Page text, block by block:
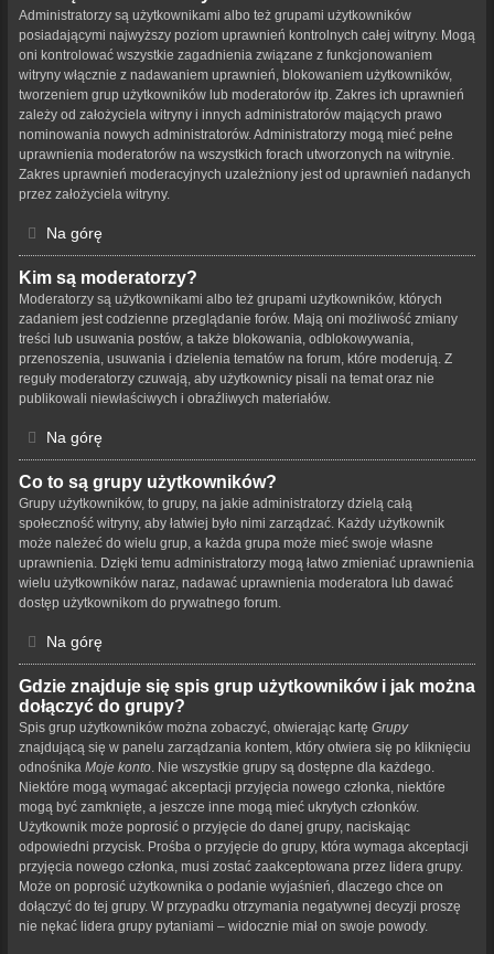
Administratorzy są użytkownikami albo też grupami użytkowników
posiadającymi najwyższy poziom uprawnień kontrolnych całej witryny. Mogą
oni kontrolować wszystkie zagadnienia związane z funkcjonowaniem
witryny włącznie z nadawaniem uprawnień, blokowaniem użytkowników,
tworzeniem grup użytkowników lub moderatorów itp. Zakres ich uprawnień
zależy od założyciela witryny i innych administratorów mających prawo
nominowania nowych administratorów. Administratorzy mogą mieć pełne
uprawnienia moderatorów na wszystkich forach utworzonych na witrynie.
Zakres uprawnień moderacyjnych uzależniony jest od uprawnień nadanych
przez założyciela witryny.
Na górę
Kim są moderatorzy?
Moderatorzy są użytkownikami albo też grupami użytkowników, których
zadaniem jest codzienne przeglądanie forów. Mają oni możliwość zmiany
treści lub usuwania postów, a także blokowania, odblokowywania,
przenoszenia, usuwania i dzielenia tematów na forum, które moderują. Z
reguły moderatorzy czuwają, aby użytkownicy pisali na temat oraz nie
publikowali niewłaściwych i obraźliwych materiałów.
Na górę
Co to są grupy użytkowników?
Grupy użytkowników, to grupy, na jakie administratorzy dzielą całą
społeczność witryny, aby łatwiej było nimi zarządzać. Każdy użytkownik
może należeć do wielu grup, a każda grupa może mieć swoje własne
uprawnienia. Dzięki temu administratorzy mogą łatwo zmieniać uprawnienia
wielu użytkowników naraz, nadawać uprawnienia moderatora lub dawać
dostęp użytkownikom do prywatnego forum.
Na górę
Gdzie znajduje się spis grup użytkowników i jak można
dołączyć do grupy?
Spis grup użytkowników można zobaczyć, otwierając kartę Grupy
znajdującą się w panelu zarządzania kontem, który otwiera się po kliknięciu
odnośnika Moje konto . Nie wszystkie grupy są dostępne dla każdego.
Niektóre mogą wymagać akceptacji przyjęcia nowego członka, niektóre
mogą być zamknięte, a jeszcze inne mogą mieć ukrytych członków.
Użytkownik może poprosić o przyjęcie do danej grupy, naciskając
odpowiedni przycisk. Prośba o przyjęcie do grupy, która wymaga akceptacji
przyjęcia nowego członka, musi zostać zaakceptowana przez lidera grupy.
Może on poprosić użytkownika o podanie wyjaśnień, dlaczego chce on
dołączyć do tej grupy. W przypadku otrzymania negatywnej decyzji proszę
nie nękać lidera grupy pytaniami – widocznie miał on swoje powody.